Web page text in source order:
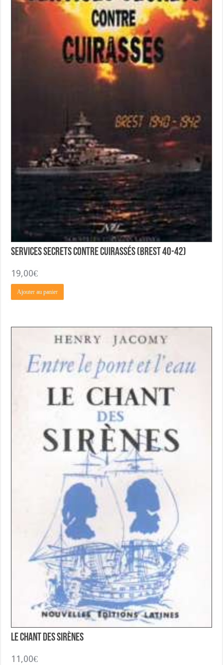
Services Secrets Contre Cuirassés (Brest 40-42)
19,00€
Ajouter au panier
Le Chant des Sirènes
11,00€